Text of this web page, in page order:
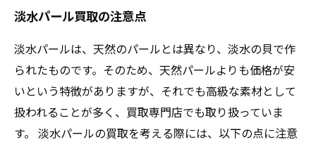
淡水パール買取の注意点
淡水パールは、天然のパールとは異なり、淡水の貝で作
られたものです。そのため、天然パールよりも価格が安
いという特徴がありますが、それでも高級な素材として
扱われることが多く、買取専門店でも取り扱っていま
す。 淡水パールの買取を考える際には、以下の点に注意